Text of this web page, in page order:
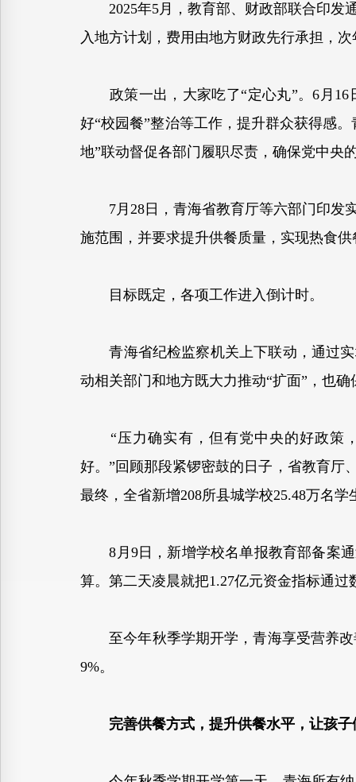
2025年5月，教育部、财政部联合印发
入地方计划，费用由地方财政先行承担，
政策一出，大家吃了“定心丸”。6月16
好“校园餐”整治等工作，提升群众获得感
地”联动督促各部门履职尽责，确保党中央
7月28日，青海省教育厅等六部门印发实
施范围，并要求提升供餐质量，实现热食供
目标既定，各项工作进入倒计时。
青海省纪检监察机关上下联动，通过实
动相关部门和地方既大力推动“扩面”，也
“压力确实有，但有党中央的好政策，
好。”回顾那段紧锣密鼓的日子，省教育厅
最终，全省新增208所县城学校25.48万名
8月9日，新增学校名单报教育部备案通
算。第二天凌晨就把1.27亿元资金指标通
至今年秋季学期开学，青海享受营养改
9%。
完善供餐方式，提升供餐水平，让孩